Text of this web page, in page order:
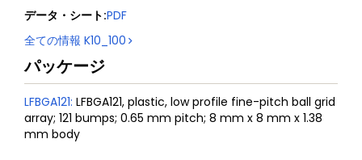
データ・シート:PDF
全ての情報 K10_100
パッケージ
LFBGA121: LFBGA121, plastic, low profile fine-pitch ball grid
array; 121 bumps; 0.65 mm pitch; 8 mm x 8 mm x 1.38
mm body